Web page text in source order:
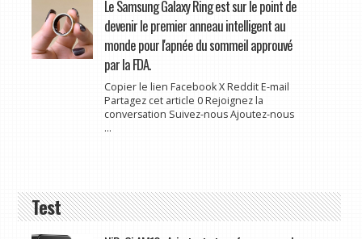
Le Samsung Galaxy Ring est sur le point de
devenir le premier anneau intelligent au
monde pour l'apnée du sommeil approuvé
par la FDA.
Copier le lien Facebook X Reddit E-mail
Partagez cet article 0 Rejoignez la
conversation Suivez-nous Ajoutez-nous
...
Test